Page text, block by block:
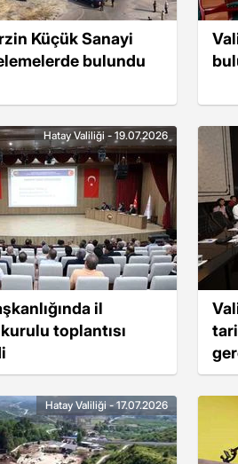
Küçük Sanayi
bulundu
il
toplantısı
Hatay Valiliği - 19.07.2026
Hatay Valiliği - 17.07.2026